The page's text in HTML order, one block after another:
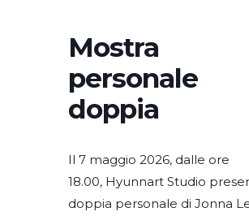
Mostra
personale
doppia
Il 7 maggio 2026, dalle ore
18.00, Hyunnart Studio
doppia personale di Jonna